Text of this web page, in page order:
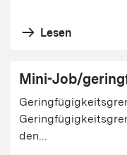
Lesen
Mini-Job/
den...